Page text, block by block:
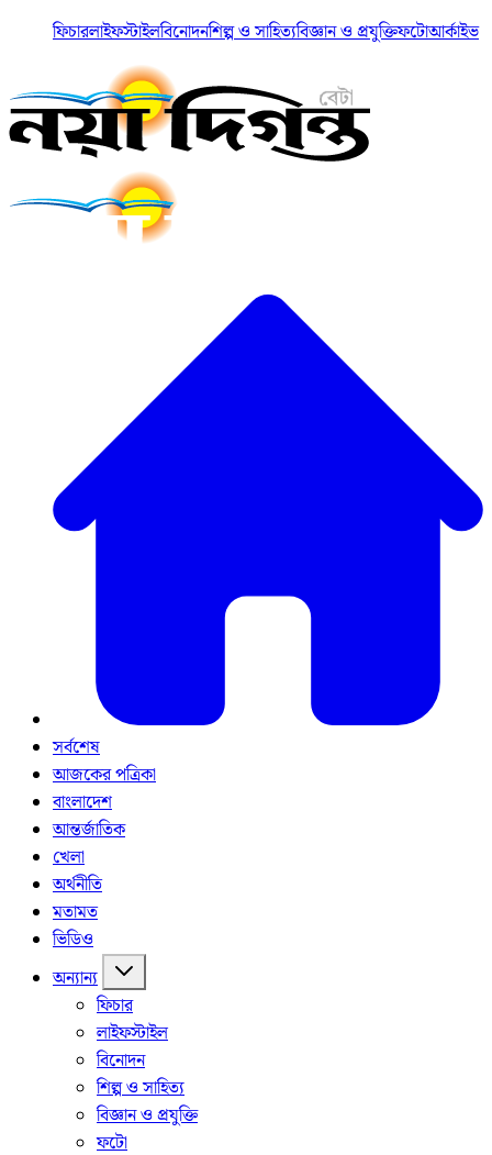
ফিচারলাইফস্টাইলবিনোদনশিল্প ও সাহিত্যবিজ্ঞান ও প্রযুক্তিফটোআর্কাইভ
সর্বশেষ
আজকের পত্রিকা
বাংলাদেশ
আন্তর্জাতিক
খেলা
অর্থনীতি
মতামত
ভিডিও
অন্যান্য
ফিচার
লাইফস্টাইল
বিনোদন
শিল্প ও সাহিত্য
বিজ্ঞান ও প্রযুক্তি
ফটো